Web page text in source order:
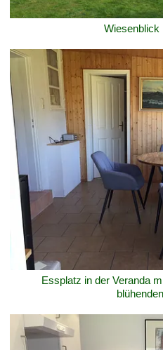
Wiesenblick
Essplatz in der Veranda